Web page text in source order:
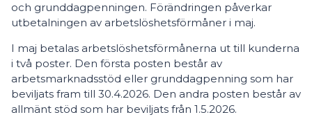
och grunddagpenningen. Förändringen påverkar
utbetalningen av arbetslöshetsförmåner i maj.
I maj betalas arbetslöshetsförmånerna ut till kunderna
i två poster. Den första posten består av
arbetsmarknadsstöd eller grunddagpenning som har
beviljats fram till 30.4.2026. Den andra posten består av
allmänt stöd som har beviljats från 1.5.2026.